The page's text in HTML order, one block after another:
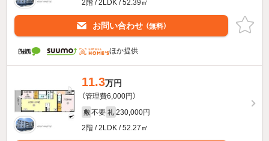
2階 / 2LDK / 52.39㎡
お問い合わせ （無料）
ほか提供
11.3万円
（管理費6,000円）
敷 不要 礼 230,000円
2階 / 2LDK / 52.27㎡